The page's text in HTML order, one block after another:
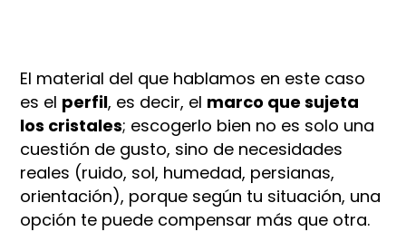
El material del que hablamos en este caso
es el perfil, es decir, el marco que sujeta
los cristales; escogerlo bien no es solo una
cuestión de gusto, sino de necesidades
reales (ruido, sol, humedad, persianas,
orientación), porque según tu situación, una
opción te puede compensar más que otra.